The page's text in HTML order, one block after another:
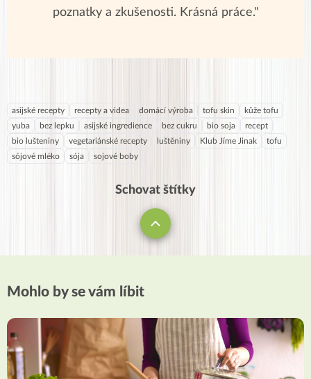
poznatky a zkušenosti. Krásná práce."
asijské recepty recepty a videa domácí výroba tofu skin
kůže tofu
yuba
bez lepku asijské ingredience bez cukru bio soja
recept
bio lušteniny
vegetariánské recepty luštěniny Klub Jíme Jinak
tofu
sójové mléko
sója sojové boby
Schovat štítky
Mohlo by se vám líbit